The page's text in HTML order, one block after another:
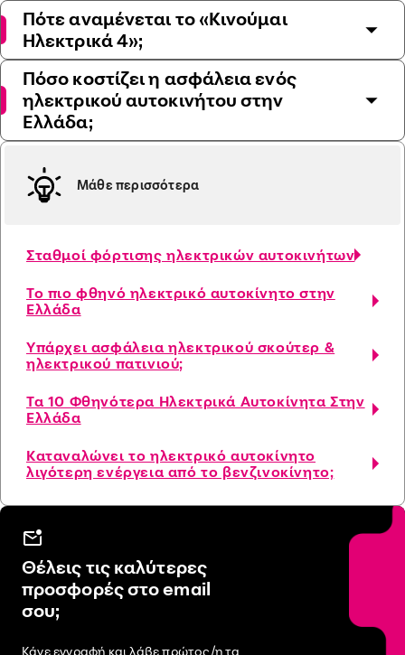
Πότε αναμένεται το «Κινούμαι
Ηλεκτρικά 4»;
Πόσο κοστίζει η ασφάλεια ενός
ηλεκτρικού αυτοκινήτου στην
Ελλάδα;
Μάθε περισσότερα
Σταθμοί φόρτισης ηλεκτρικών αυτοκινήτων
Το πιο φθηνό ηλεκτρικό αυτοκίνητο στην
Ελλάδα
Υπάρχει ασφάλεια ηλεκτρικού σκούτερ &
ηλεκτρικού πατινιού;
Τα 10 Φθηνότερα Ηλεκτρικά Αυτοκίνητα Στην
Ελλάδα
Καταναλώνει το ηλεκτρικό αυτοκίνητο
λιγότερη ενέργεια από το βενζινοκίνητο;
Θέλεις τις καλύτερες
προσφορές στο email
σου;
Κάνε εγγραφή και λάβε πρώτος/η τα